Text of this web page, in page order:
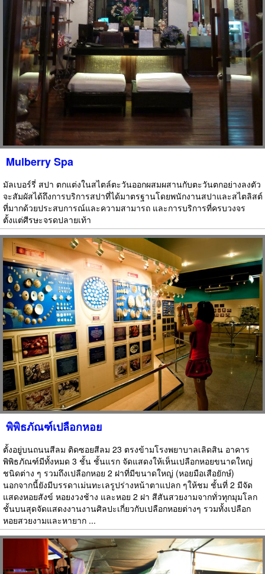
Mulberry Spa
มัลเบอร์รี่ สปา ตกแต่งในสไตล์ตะวันออกผสมผสานกับตะวันตกอย่างลงตัว
จะสัมผัสได้ถึงการบริการสปาที่ได้มาตรฐานโดยพนักงานสปาและสไตลิสต์
ที่มากด้วยประสบการณ์และความสามารถ และการบริการที่ครบวงจร
ตั้งแต่ศีรษะจรดปลายเท้า
พิพิธภัณฑ์เปลือกหอย
ตั้งอยู่บนถนนสีลม ติดซอยสีลม 23 ตรงข้ามโรงพยาบาลเลิดสิน อาคาร
พิพิธภัณฑ์มีทั้งหมด 3 ชั้น ชั้นแรก จัดแสดงให้เห็นเปลือกหอยขนาดใหญ่
ชนิดต่าง ๆ รวมถึงเปลือกหอย 2 ฝาที่มีขนาดใหญ่ (หอยมือเสือยักษ์)
นอกจากนี้ยังมีบรรดาเม่นทะเลรูปร่างหน้าตาแปลก ๆให้ชม ชั้นที่ 2 มีจัด
แสดงหอยสังข์ หอยงวงช้าง และหอย 2 ฝา สีสันสวยงามจากทั่วทุกมุมโลก
ชั้นบนสุดจัดแสดงงานงานศิลปะเกี่ยวกับเปลือกหอยต่างๆ รวมทั้งเปลือก
หอยสวยงามและหายาก ...